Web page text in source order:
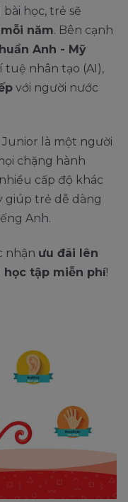
học, trẻ sẽ
năm. Bên cạnh
Anh - Mỹ
tuệ nhân tạo (AI),
với người nước
là một người
chặng hành
cấp độ khác
giúp trẻ dễ dàng
Anh.
nhận ưu đãi lên
học tập miễn phí!